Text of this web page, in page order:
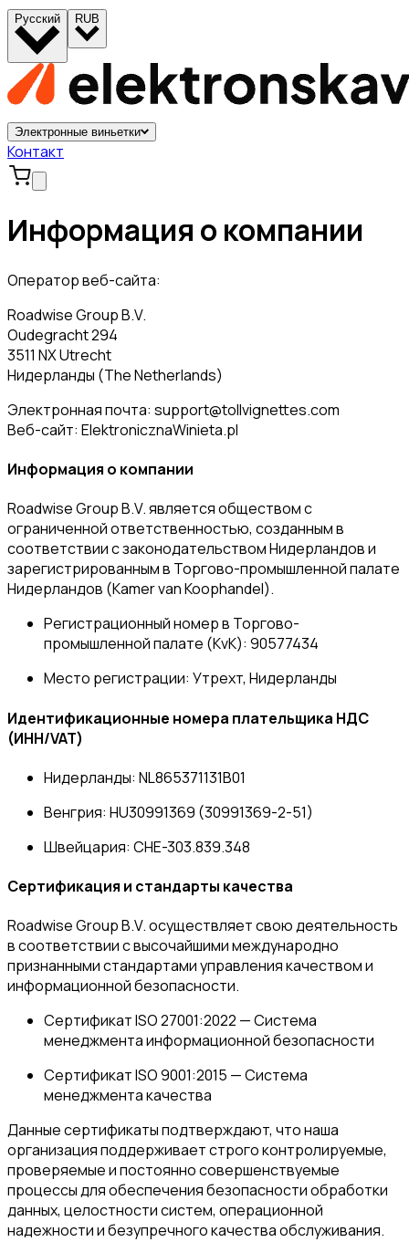
Русский RUB
Электронные виньетки
Контакт
Информация о компании
Оператор веб-сайта:
Roadwise Group B.V.
Oudegracht 294
3511 NX Utrecht
Нидерланды (The Netherlands)
Электронная почта: support@tollvignettes.com
Веб-сайт: ElektronicznaWinieta.pl
Информация о компании
Roadwise Group B.V. является обществом с
ограниченной ответственностью, созданным в
соответствии с законодательством Нидерландов и
зарегистрированным в Торгово-промышленной палате
Нидерландов (Kamer van Koophandel).
Регистрационный номер в Торгово-
промышленной палате (KvK): 90577434
Место регистрации: Утрехт, Нидерланды
Идентификационные номера плательщика НДС
(ИНН/VAT)
Нидерланды: NL865371131B01
Венгрия: HU30991369 (30991369-2-51)
Швейцария: CHE-303.839.348
Сертификация и стандарты качества
Roadwise Group B.V. осуществляет свою деятельность
в соответствии с высочайшими международно
признанными стандартами управления качеством и
информационной безопасности.
Сертификат ISO 27001:2022 — Система
менеджмента информационной безопасности
Сертификат ISO 9001:2015 — Система
менеджмента качества
Данные сертификаты подтверждают, что наша
организация поддерживает строго контролируемые,
проверяемые и постоянно совершенствуемые
процессы для обеспечения безопасности обработки
данных, целостности систем, операционной
надежности и безупречного качества обслуживания.